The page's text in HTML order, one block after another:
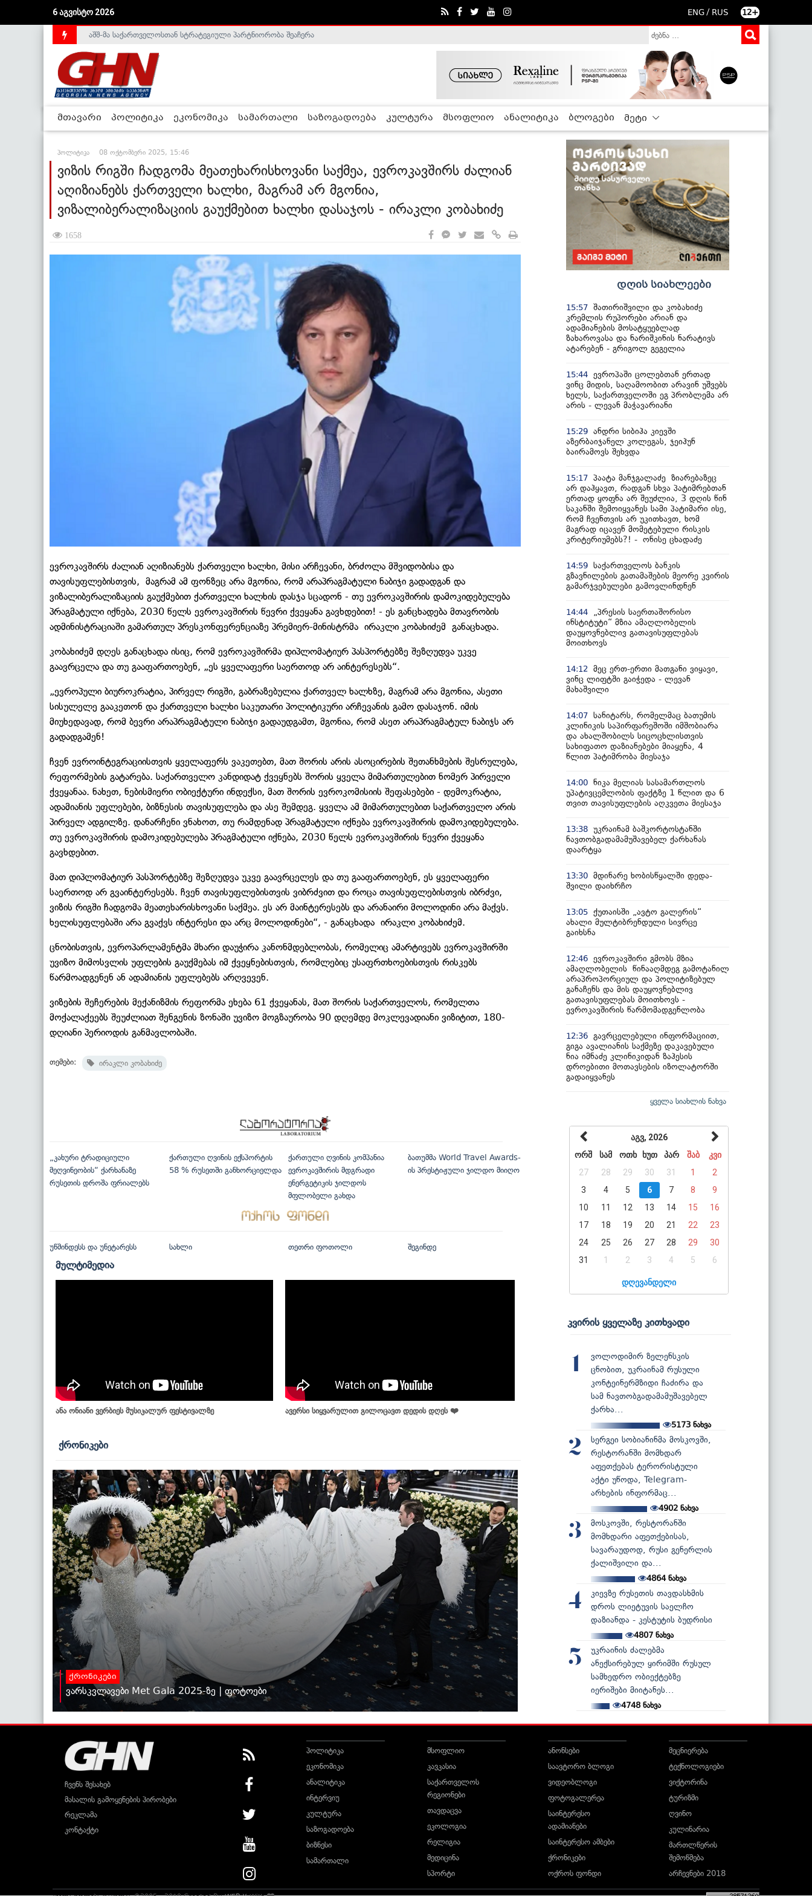
6 აგვისტო 2026 ENG / RUS 12+
საქართველოს დე-ფაქტო მთავრობა არალეგიტიმურია - ჰელსინკის კომისია
აშშ-მა საქართველოსთან სტრატეგიული პარტნიორობა შეაჩერა
მთავარი პოლიტიკა ეკონომიკა სამართალი საზოგადოება კულტურა მსოფლიო ანალიტიკა ბლოგები მეტი
პოლიტიკა 08 ოქტომბერი 2025, 15:46
ვიზის რიგში ჩადგომა მეათეხარისხოვანი საქმეა, ევროკავშირს ძალიან
აღიზიანებს ქართველი ხალხი, მაგრამ არ მგონია,
ვიზალიბერალიზაციის გაუქმებით ხალხი დასაჯოს - ირაკლი კობახიძე
1658
ევროკავშირს ძალიან აღიზიანებს ქართველი ხალხი, მისი არჩევანი, ბრძოლა მშვიდობისა და
თავისუფლებისთვის, მაგრამ ამ ფონზეც არა მგონია, რომ არაპრაგმატული ნაბიჯი გადადგან და
ვიზალიბერალიზაციის გაუქმებით ქართველი ხალხის დასჯა სცადონ - თუ ევროკავშირის დამოკიდებულება
პრაგმატული იქნება, 2030 წელს ევროკავშირის წევრი ქვეყანა გავხდებით! - ეს განცხადება მთავრობის
ადმინისტრაციაში გამართულ პრესკონფერენციაზე პრემიერ-მინისტრმა ირაკლი კობახიძემ განაცხადა.
კობახიძემ დღეს განაცხადა ისიც, რომ ევროკავშირმა დიპლომატიურ პასპორტებზე შეზღუდვა უკვე
გაავრცელა და თუ გააფართოებენ, „ეს ყველაფერი საერთოდ არ აინტერესებს“.
„ევროპული ბიუროკრატია, პირველ რიგში, გაბრაზებულია ქართველ ხალხზე, მაგრამ არა მგონია, ასეთი
სისულელე გააკეთონ და ქართველი ხალხი საკუთარი პოლიტიკური არჩევანის გამო დასაჯონ. იმის
მიუხედავად, რომ ბევრი არაპრაგმატული ნაბიჯი გადაუდგამთ, მგონია, რომ ასეთ არაპრაგმატულ ნაბიჯს არ
გადადგამენ!
ჩვენ ევროინტეგრაციისთვის ყველაფერს ვაკეთებთ, მათ შორის არის ასოცირების შეთანხმების შესრულება,
რეფორმების გატარება. საქართველო კანდიდატ ქვეყნებს შორის ყველა მიმართულებით ნომერ პირველი
ქვეყანაა. ნახეთ, ნებისმიერი ობიექტური ინდექსი, მათ შორის ევროკომისიის შეფასებები - დემოკრატია,
ადამიანის უფლებები, ბიზნესის თავისუფლება და ასე შემდეგ. ყველა ამ მიმართულებით საქართველო არის
პირველ ადგილზე. დანარჩენი ვნახოთ, თუ რამდენად პრაგმატული იქნება ევროკავშირის დამოკიდებულება.
თუ ევროკავშირის დამოკიდებულება პრაგმატული იქნება, 2030 წელს ევროკავშირის წევრი ქვეყანა
გავხდებით.
მათ დიპლომატიურ პასპორტებზე შეზღუდვა უკვე გაავრცელეს და თუ გააფართოებენ, ეს ყველაფერი
საერთოდ არ გვაინტერესებს. ჩვენ თავისუფლებისთვის ვიბრძვით და როცა თავისუფლებისთვის იბრძვი,
ვიზის რიგში ჩადგომა მეათეხარისხოვანი საქმეა. ეს არ მაინტერესებს და არანაირი მოლოდინი არა მაქვს.
ხელისუფლებაში არა გვაქვს ინტერესი და არც მოლოდინები“, - განაცხადა ირაკლი კობახიძემ.
ცნობისთვის, ევროპარლამენტმა მხარი დაუჭირა კანონმდებლობას, რომელიც ამარტივებს ევროკავშირში
უვიზო მიმოსვლის უფლების გაუქმებას იმ ქვეყნებისთვის, რომლებიც უსაფრთხოებისთვის რისკებს
წარმოადგენენ ან ადამიანის უფლებებს არღვევენ.
ვიზების შეჩერების მექანიზმის რეფორმა ეხება 61 ქვეყანას, მათ შორის საქართველოს, რომელთა
მოქალაქეებს შეუძლიათ შენგენის ზონაში უვიზო მოგზაურობა 90 დღემდე მოკლევადიანი ვიზიტით, 180-
დღიანი პერიოდის განმავლობაში.
თემები: ირაკლი კობახიძე
„კახური ტრადიციული
მეღვინეობის“ ქარხანაზე
რუსეთის დროშა ფრიალებს
ქართული ღვინის ექსპორტის
58 % რუსეთში განხორციელდა
ქართული ღვინის კომპანია
ევროკავშირის მდგრადი
ენერგეტიკის ჯილდოს
მფლობელი გახდა
ბათუმმა World Travel Awards-
ის პრესტიჟული ჯილდო მიიღო
უწმინდესს და უნეტარესს სახლი თეთრი ფოთოლი შეგინდე
მულტიმედია
ანა ონიანი ვერბიეს მუსიკალურ ფესტივალზე ავერსი სიყვარულით გილოცავთ დედის დღეს ❤️
ქრონიკები
ქრონიკები
ვარსკვლავები Met Gala 2025-ზე | ფოტოები
დღის სიახლეები
15:57 შათირიშვილი და კობახიძე
კრემლის რუპორები არიან და
ადამიანების მოსატყუებლად
ზახაროვასა და ნარიშკინის ნარატივს
ატარებენ - გრიგოლ გეგელია
15:44 ევროპაში ცოლებთან ერთად
ვინც მიდის, საღამოობით არავინ უშვებს
ხელს, საქართველოში ეგ პრობლემა არ
არის - ლევან მაჭავარიანი
15:29 ანდრი სიბიჰა კიევში
აზერბაიჯანელ კოლეგას, ჯეიჰუნ
ბაირამოვს შეხვდა
15:17 პაატა მანჯგალაძე ზიარებაზეც
არ დაჰყავთ, რადგან სხვა პატიმრებთან
ერთად ყოფნა არ შეუძლია, 3 დღის წინ
საკანში შემოიყვანეს სამი პატიმარი ისე,
რომ ჩვენთვის არ უკითხავთ, ხომ
მაგრად იცავენ მომეტებული რისკის
კრიტერიუმებს?! - ონისე ცხადაძე
14:59 საქართველოს ბანკის
გზავნილების გათამაშების მეორე კვირის
გამარჯვებულები გამოვლინდნენ
14:44
„პრესის საერთაშორისო
ინსტიტუტი“ მზია ამაღლობელის
დაუყოვნებლივ გათავისუფლებას
მოითხოვს
14:12
მეც ერთ-ერთი მათგანი ვიყავი,
ვინც ლიფტში გაიჭედა - ლევან
მახაშვილი
14:07 სანიტარს, რომელმაც ბათუმის
კლინიკის საპირფარეშოში იმშობიარა
და ახალშობილს სიცოცხლისთვის
სახიფათო დაზიანებები მიაყენა, 4
წლით პატიმრობა მიესაჯა
14:00 ნიკა მელიას სასამართლოს
უპატივცემლობის ფაქტზე 1 წლით და 6
თვით თავისუფლების აღკვეთა მიესაჯა
13:38 უკრაინამ ბაშკორტოსტანში
ნავთობგადამამუშავებელ ქარხანას
დაარტყა
13:30 მდინარე ხობისწყალში დედა-
შვილი დაიხრჩო
13:05 ქუთაისში „ავტო გალერის“
ახალი მულტიბრენდული სივრცე
გაიხსნა
12:46 ევროკავშირი გმობს მზია
ამაღლობელის წინააღმდეგ გამოტანილ
არაპროპორციულ და პოლიტიზებულ
განაჩენს და მის დაუყოვნებლივ
გათავისუფლებას მოითხოვს -
ევროკავშირის წარმომადგენლობა
12:36 გავრცელებული ინფორმაციით,
გიგა ავალიანის საქმეზე დაკავებული
ნია იმნაძე კლინიკიდან ზაჰესის
დროებითი მოთავსების იზოლატორში
გადაიყვანეს
ყველა სიახლის ნახვა
აგვ, 2026
ორშ
სამ ოთხ ხუთ პარ შაბ
კვი
27
28 29 30 31 1
2
3
4 5 6 7 8
9
10
11 12 13 14 15
16
17
18 19 20 21 22
23
24
25 26 27 28 29
30
31
1 2 3 4 5 6
დღევანდელი
კვირის ყველაზე კითხვადი
1
ვოლოდიმირ ზელენსკის
ცნობით, უკრაინამ რუსული
კონტეინერმზიდი ჩაძირა და
სამ ნავთობგადამამუშავებელ
ქარხა...
5173 ნახვა
2
სერგეი სობიანინმა მოსკოვში,
რესტორანში მომხდარ
აფეთქებას ტერორისტული
აქტი უწოდა, Telegram-
არხების ინფორმაც...
4902 ნახვა
3
მოსკოვში, რესტორანში
მომხდარი აფეთქებისას,
სავარაუდოდ, რუსი გენერლის
ქალიშვილი და...
4864ნახვა
4
კიევზე რუსეთის თავდასხმის
დროს ლიეტუვის საელჩო
დაზიანდა - კესტუტის ბუდრისი
4807ნახვა
5
უკრაინის ძალებმა
ანექსირებულ ყირიმში რუსულ
სამხედრო ობიექტებზე
იერიშები მიიტანეს...
4748 ნახვა
ჩვენს შესახებ
მასალის გამოყენების პირობები
რეკლამა
კონტაქტი
პოლიტიკა
ეკონომიკა
ანალიტიკა
ინტერვიუ
კულტურა
საზოგადოება
ბიზნესი
სამართალი
მსოფლიო
კავკასია
საქართველოს
რეგიონები
თავდაცვა
ეკოლოგია
რელიგია
მედიცინა
სპორტი
ანონსები
საავტორო ბლოგი
ვიდეობლოგი
ფოტოგალერეა
საინტერესო
ადამიანები
საინტერესო ამბები
ქრონიკები
ოქროს ფონდი
მეცნიერება
ტექნოლოგიები
ვიქტორინა
ტურიზმი
ღვინო
კულინარია
მართლწერის
შემოწმება
არჩევნები 2018